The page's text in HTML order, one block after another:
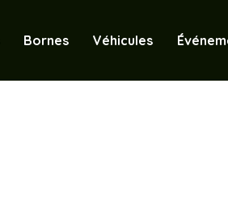
Bornes Véhicules